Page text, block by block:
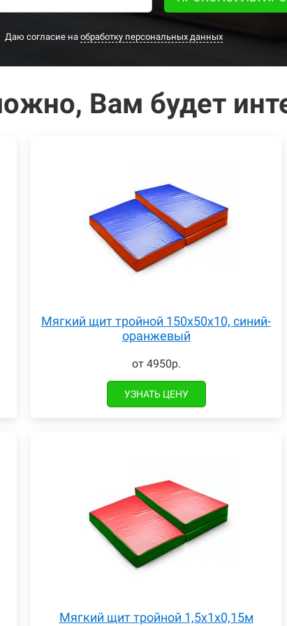
Даю согласие на обработку персональных данных
Вам будет
Мягкий щит тройной 150х50х10, синий-
оранжевый
от 4950р.
УЗНАТЬ ЦЕНУ
Мягкий щит тройной 1,5х1х0,15м